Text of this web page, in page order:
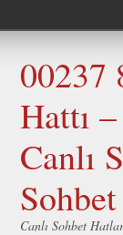
00237
Hattı
Canlı
Canlı Sohbet